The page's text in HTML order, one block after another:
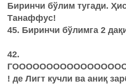
Биринчи бўлим тугади.
Танаффус!
45. Биринчи бўлимга 2
42.
! де Лигт кучли ва аниқ